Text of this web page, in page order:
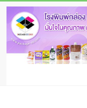
Skip
content
โรง
พิมพ์
กล่อง